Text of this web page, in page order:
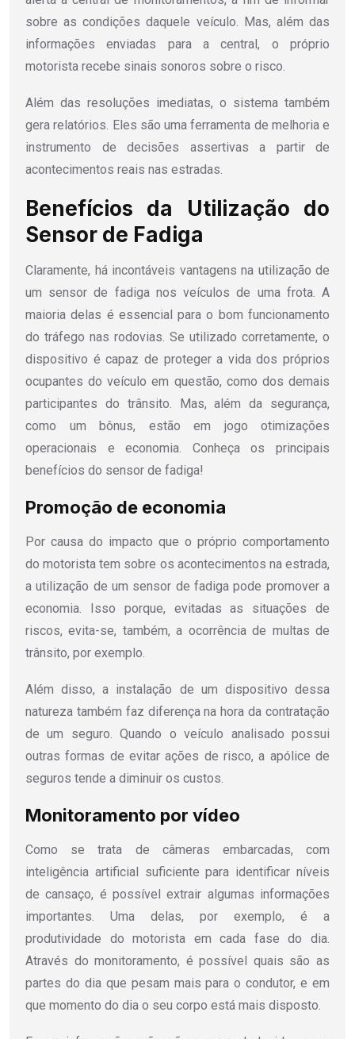
sobre as condições daquele veículo. Mas, além das
informações enviadas para a central, o próprio
motorista recebe sinais sonoros sobre o risco.
Além das resoluções imediatas, o sistema também
gera relatórios. Eles são uma ferramenta de melhoria e
instrumento de decisões assertivas a partir de
acontecimentos reais nas estradas.
Benefícios da Utilização do
Sensor de Fadiga
Claramente, há incontáveis vantagens na utilização de
um sensor de fadiga nos veículos de uma frota. A
maioria delas é essencial para o bom funcionamento
do tráfego nas rodovias. Se utilizado corretamente, o
dispositivo é capaz de proteger a vida dos próprios
ocupantes do veículo em questão, como dos demais
participantes do trânsito. Mas, além da segurança,
como um bônus, estão em jogo otimizações
operacionais e economia. Conheça os principais
benefícios do sensor de fadiga!
Promoção de economia
Por causa do impacto que o próprio comportamento
do motorista tem sobre os acontecimentos na estrada,
a utilização de um sensor de fadiga pode promover a
economia. Isso porque, evitadas as situações de
riscos, evita-se, também, a ocorrência de multas de
trânsito, por exemplo.
Além disso, a instalação de um dispositivo dessa
natureza também faz diferença na hora da contratação
de um seguro. Quando o veículo analisado possui
outras formas de evitar ações de risco, a apólice de
seguros tende a diminuir os custos.
Monitoramento por vídeo
Como se trata de câmeras embarcadas, com
inteligência artificial suficiente para identificar níveis
de cansaço, é possível extrair algumas informações
importantes. Uma delas, por exemplo, é a
produtividade do motorista em cada fase do dia.
Através do monitoramento, é possível quais são as
partes do dia que pesam mais para o condutor, e em
que momento do dia o seu corpo está mais disposto.